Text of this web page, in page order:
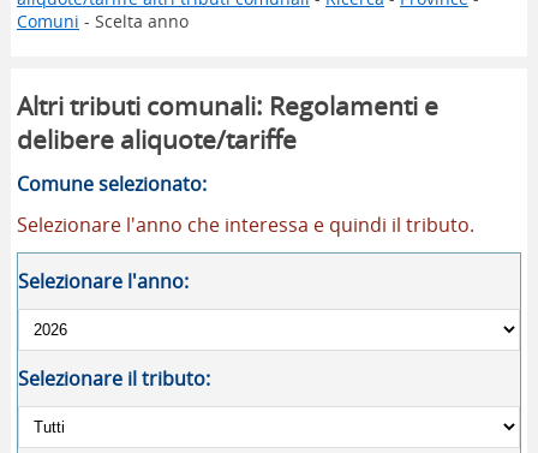
Comuni - Scelta anno
Altri tributi comunali: Regolamenti e
delibere aliquote/tariffe
Comune selezionato:
Selezionare l'anno che interessa e quindi il tributo.
Selezionare l'anno:
Selezionare il tributo: